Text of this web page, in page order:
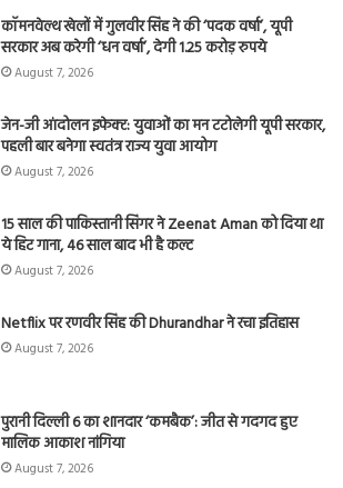
कॉमनवेल्थ खेलों में गुलवीर सिंह ने की ‘पदक वर्षा’, यूपी
सरकार अब करेगी ‘धन वर्षा’, देगी 1.25 करोड़ रुपये
August 7, 2026
जेन-जी आंदोलन इफेक्ट: युवाओं का मन टटोलेगी यूपी सरकार,
पहली बार बनेगा स्वतंत्र राज्य युवा आयोग
August 7, 2026
15 साल की पाकिस्तानी सिंगर ने Zeenat Aman को दिया था
ये हिट गाना, 46 साल बाद भी है कल्ट
August 7, 2026
Netflix पर रणवीर सिंह की Dhurandhar ने रचा इतिहास
August 7, 2026
पुरानी दिल्ली 6 का शानदार ‘कमबैक’: जीत से गदगद हुए
मालिक आकाश नांगिया
August 7, 2026